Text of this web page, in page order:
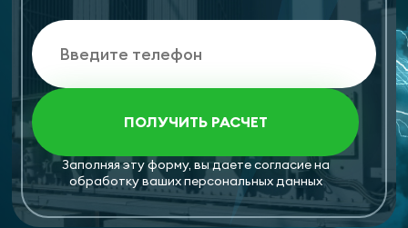
ПОЛУЧИТЬ РАСЧЕТ
Заполняя эту форму, вы даете согласие на
обработку ваших персональных данных